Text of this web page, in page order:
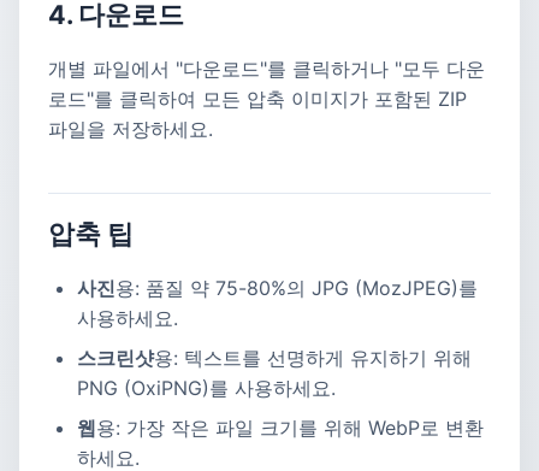
4. 다운로드
개별 파일에서 "다운로드"를 클릭하거나 "모두 다운
로드"를 클릭하여 모든 압축 이미지가 포함된 ZIP
파일을 저장하세요.
압축 팁
사진용: 품질 약 75-80%의 JPG (MozJPEG)를
사용하세요.
스크린샷용: 텍스트를 선명하게 유지하기 위해
PNG (OxiPNG)를 사용하세요.
웹용: 가장 작은 파일 크기를 위해 WebP로 변환
하세요.